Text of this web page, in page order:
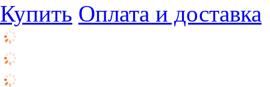
Купить Оплата и доставка